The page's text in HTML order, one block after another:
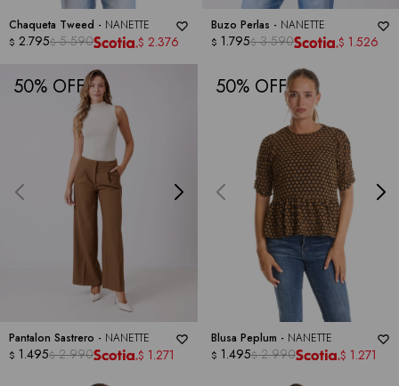
Chaqueta Tweed - NANETTE
$ 2.795$ 5.590 $ 2.376
Buzo Perlas - NANETTE
$ 1.795$ 3.590 $ 1.526
50
Pantalon Sastrero - NANETTE
$ 1.495$ 2.990 $ 1.271
50
Blusa Peplum - NANETTE
$ 1.495$ 2.990 $ 1.271